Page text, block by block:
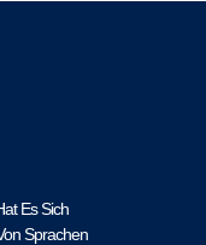
Es Sich
Sprachen